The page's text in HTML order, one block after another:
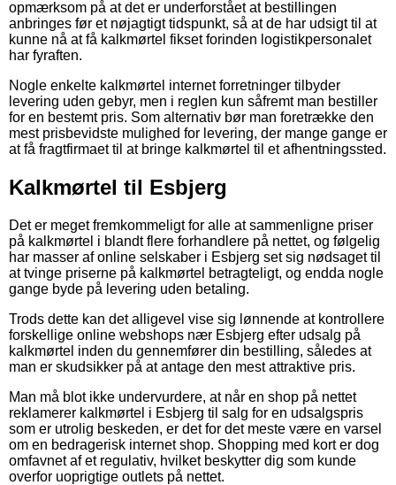
opmærksom på at det er underforstået at bestillingen
anbringes før et nøjagtigt tidspunkt, så at de har udsigt til at
kunne nå at få kalkmørtel fikset forinden logistikpersonalet
har fyraften.
Nogle enkelte kalkmørtel internet forretninger tilbyder
levering uden gebyr, men i reglen kun såfremt man bestiller
for en bestemt pris. Som alternativ bør man foretrække den
mest prisbevidste mulighed for levering, der mange gange er
at få fragtfirmaet til at bringe kalkmørtel til et afhentningssted.
Kalkmørtel til Esbjerg
Det er meget fremkommeligt for alle at sammenligne priser
på kalkmørtel i blandt flere forhandlere på nettet, og følgelig
har masser af online selskaber i Esbjerg set sig nødsaget til
at tvinge priserne på kalkmørtel betragteligt, og endda nogle
gange byde på levering uden betaling.
Trods dette kan det alligevel vise sig lønnende at kontrollere
forskellige online webshops nær Esbjerg efter udsalg på
kalkmørtel inden du gennemfører din bestilling, således at
man er skudsikker på at antage den mest attraktive pris.
Man må blot ikke undervurdere, at når en shop på nettet
reklamerer kalkmørtel i Esbjerg til salg for en udsalgspris
som er utrolig beskeden, er det for det meste være en varsel
om en bedragerisk internet shop. Shopping med kort er dog
omfavnet af et regulativ, hvilket beskytter dig som kunde
overfor uoprigtige outlets på nettet.